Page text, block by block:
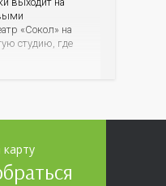
«Сокол» на
студию, где